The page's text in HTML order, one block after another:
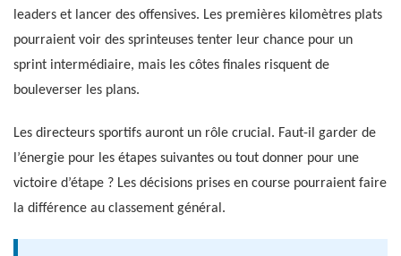
leaders et lancer des offensives. Les premières kilomètres plats
pourraient voir des sprinteuses tenter leur chance pour un
sprint intermédiaire, mais les côtes finales risquent de
bouleverser les plans.
Les directeurs sportifs auront un rôle crucial. Faut-il garder de
l’énergie pour les étapes suivantes ou tout donner pour une
victoire d’étape ? Les décisions prises en course pourraient faire
la différence au classement général.